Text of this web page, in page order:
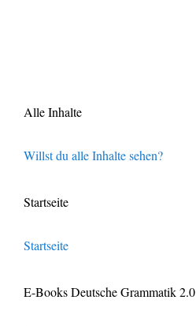
Alle Inhalte
Willst du alle Inhalte sehen?
Startseite
Startseite
E-Books Deutsche Grammatik 2.0